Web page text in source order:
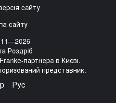
сайту
сайту
Роздріб
партнера в Києві.
представник.
Рус